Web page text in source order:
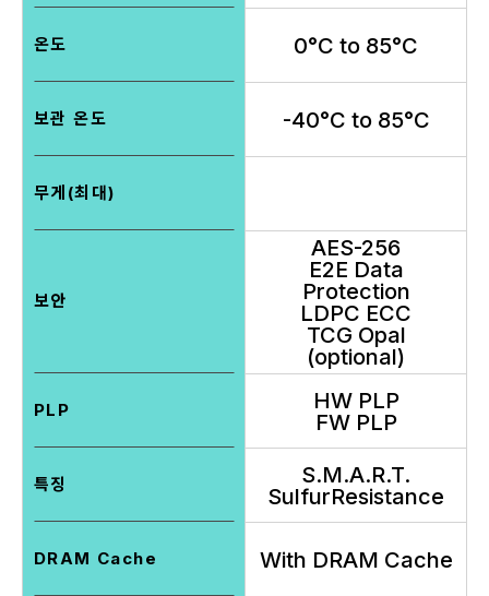
온도 0°C to 85°C
보관 온도 -40°C to 85°C
무게(최대)
보안
AES-256
E2E Data
Protection
LDPC ECC
TCG Opal
(optional)
PLP
HW PLP
FW PLP
특징
S.M.A.R.T.
SulfurResistance
DRAM Cache With DRAM Cache